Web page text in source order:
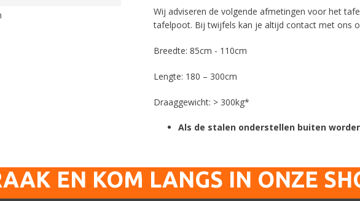
Wij adviseren de volgende afmetingen voor het
tafelpoot. Bij twijfels kan je altijd contact met ons
Breedte: 85cm - 110cm
Lengte: 180 – 300cm
Draaggewicht: > 300kg*
Als de stalen onderstellen buiten
EN KOM LANGS IN ONZE